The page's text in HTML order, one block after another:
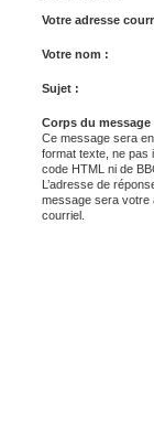
Votre adresse
Votre nom :
Sujet :
Corps du message
Ce message sera
format texte, ne pas
code HTML ni de
L’adresse de
message sera votre
courriel.